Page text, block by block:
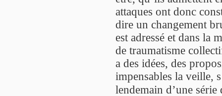
attaques ont donc
dire un changement
est adressé et dans la
de traumatisme
a des idées, des
impensables la veille,
lendemain d’une série